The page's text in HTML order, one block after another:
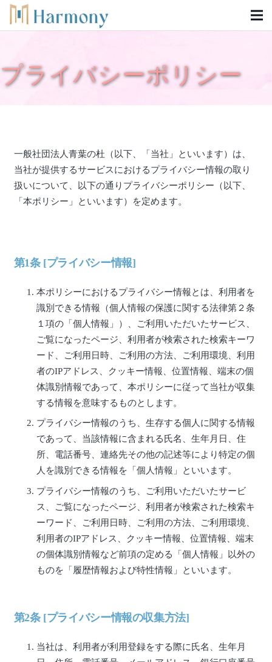
プライバシーポリシー
一般社団法人青葉の杜（以下、「当社」といいます）は、
当社が提供するサービスにおけるプライバシー情報の取り
扱いについて、以下の通りプライバシーポリシー（以下、
「本ポリシー」といいます）を定めます。
第1条 [プライバシー情報]
本ポリシーにおけるプライバシー情報とは、利用者を
識別できる情報（個人情報の保護に関する法律第２条
１項の「個人情報」）、ご利用いただいたサービス、
ご覧になったページ、利用者が検索された検索キーワ
ード、ご利用日時、ご利用の方法、ご利用環境、利用
者のIPアドレス、クッキー情報、位置情報、端末の個
体識別情報であって、本ポリシーに従って当社が収集
する情報を意味するものとします。
プライバシー情報のうち、生存する個人に関する情報
であって、当該情報に含まれる氏名、生年月日、住
所、電話番号、連絡先その他の記述等により特定の個
人を識別できる情報を「個人情報」といいます。
プライバシー情報のうち、ご利用いただいたサービ
ス、ご覧になったページ、利用者が検索された検索キ
ーワード、ご利用日時、ご利用の方法、ご利用環境、
利用者のIPアドレス、クッキー情報、位置情報、端末
の個体識別情報など前項の定める「個人情報」以外の
ものを「履歴情報および特性情報」といいます。
第2条 [プライバシー情報の収集方法]
当社は、利用者が利用登録をする際に氏名、生年月